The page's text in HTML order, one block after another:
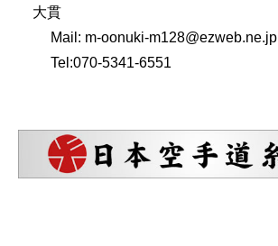
大貫
Mail: m-oonuki-m128@ezweb.ne.jp
Tel:070-5341-6551